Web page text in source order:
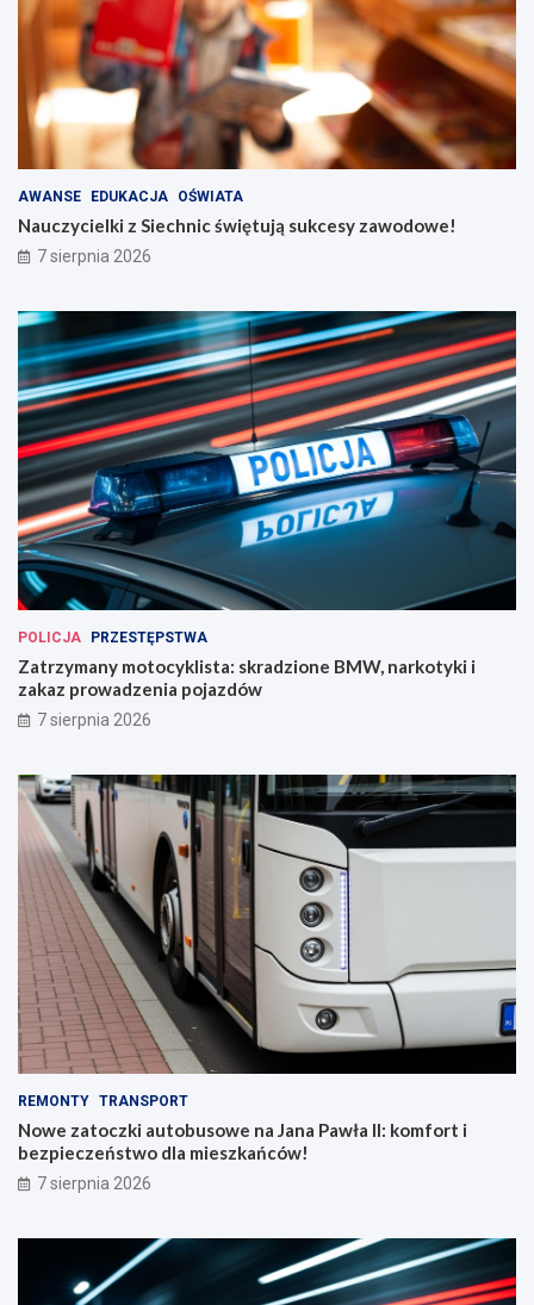
AWANSE EDUKACJA OŚWIATA
Nauczycielki z Siechnic świętują sukcesy zawodowe!
7 sierpnia 2026
POLICJA PRZESTĘPSTWA
Zatrzymany motocyklista: skradzione BMW, narkotyki i
zakaz prowadzenia pojazdów
7 sierpnia 2026
REMONTY TRANSPORT
Nowe zatoczki autobusowe na Jana Pawła II: komfort i
bezpieczeństwo dla mieszkańców!
7 sierpnia 2026